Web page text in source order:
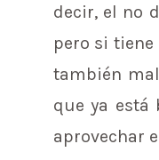
decir, el no
pero si
también
que ya
aprovechar